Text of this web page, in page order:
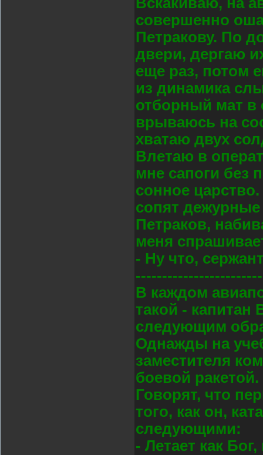
совершенно
Петракову. По
двери, дергаю
еще раз, потом
из динамика
отборный мат в
врываюсь на
хватаю двух
Влетаю в
мне сапоги без
сонное
сопят дежурные
Петраков,
меня
- Ну что,
В каждом
такой -
следующим
Однажды на
заместителя
боевой ракетой.
Говорят, что
того, как он,
следующими:
- Летает как